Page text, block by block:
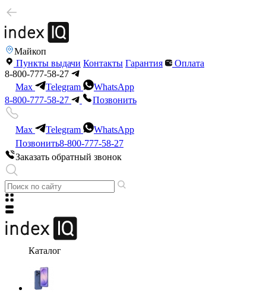
Майкоп
Пункты выдачи Контакты Гарантия
Оплата
8-800-777-58-27
Max
Telegram
WhatsApp
8-800-777-58-27
Позвонить
Max Telegram
WhatsApp
Позвонить8-800-777-58-27
Заказать обратный звонок
Каталог